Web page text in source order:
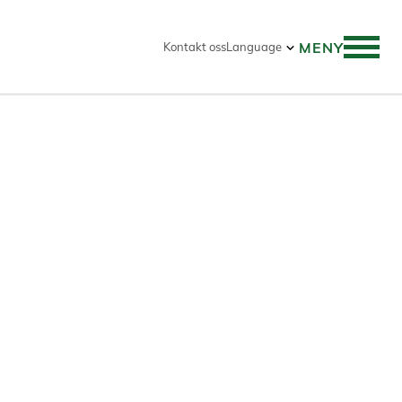
Kontakt ossLanguage MENY